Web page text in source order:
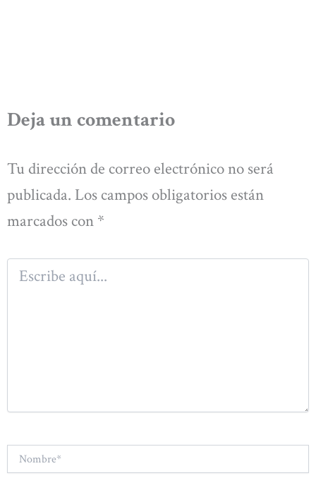
Deja un comentario
Tu dirección de correo electrónico no será
publicada. Los campos obligatorios están
marcados con *
Escribe
aquí...